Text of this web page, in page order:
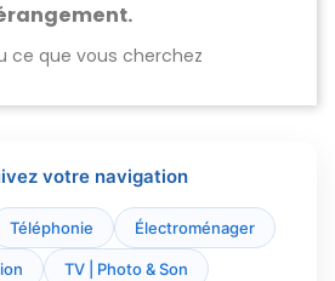
ce que vous cherchez
votre navigation
Téléphonie Électroménager
TV | Photo & Son